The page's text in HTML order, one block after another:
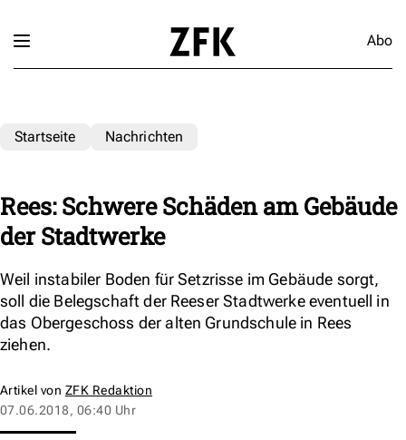
Abo
Startseite Nachrichten
Rees: Schwere Schäden am Gebäude
der Stadtwerke
Weil instabiler Boden für Setzrisse im Gebäude sorgt,
soll die Belegschaft der Reeser Stadtwerke eventuell in
das Obergeschoss der alten Grundschule in Rees
ziehen.
Artikel von ZFK Redaktion
07.06.2018, 06:40 Uhr